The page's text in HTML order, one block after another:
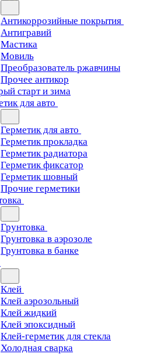
Антикоррозийные покрытия
Антигравий
Мастика
Мовиль
Преобразователь ржавчины
Прочее антикор
старт и зима
для авто
Герметик для авто
Герметик прокладка
Герметик радиатора
Герметик фиксатор
Герметик шовный
Прочие герметики
Грунтовка
Грунтовка в аэрозоле
Грунтовка в банке
Клей
Клей аэрозольный
Клей жидкий
Клей эпоксидный
Клей-герметик для стекла
Холодная сварка